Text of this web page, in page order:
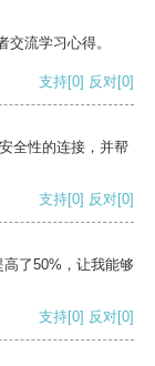
流学习心得。
支持[0] 反对[0]
全性的连接，并帮
支持[0] 反对[0]
了50%，让我能够
支持[0] 反对[0]